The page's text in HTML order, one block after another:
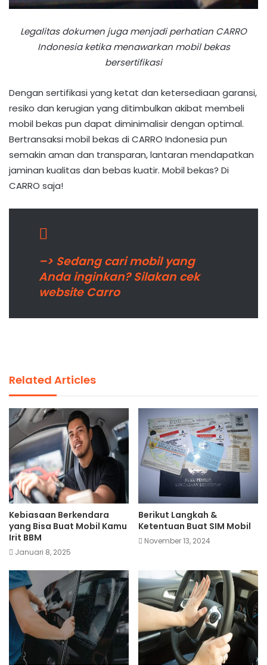
Legalitas dokumen juga menjadi perhatian CARRO
Indonesia ketika menawarkan mobil bekas
bersertifikasi
Dengan sertifikasi yang ketat dan ketersediaan garansi,
resiko dan kerugian yang ditimbulkan akibat membeli
mobil bekas pun dapat diminimalisir dengan optimal.
Bertransaksi mobil bekas di CARRO Indonesia pun
semakin aman dan transparan, lantaran mendapatkan
jaminan kualitas dan bebas kuatir. Mobil bekas? Di
CARRO saja!
–> Sedang cari mobil yang
Anda inginkan? Silakan cek
website Carro
Related Articles
Kebiasaan Berkendara
yang Bisa Buat Mobil Kamu
Irit BBM
Januari 8, 2025
Berikut Langkah &
Ketentuan Buat SIM Mobil
November 13, 2024